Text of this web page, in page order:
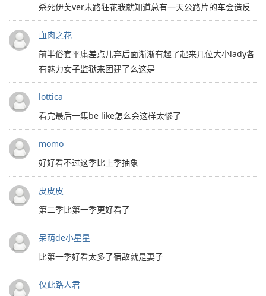
杀死伊芙ver末路狂花我就知道总有一天公路片的车会造反
血肉之花
前半俗套平庸差点儿弃后面渐渐有趣了起来几位大小lady各
有魅力女子监狱来团建了么这是
lottica
看完最后一集be like怎么会这样太惨了
momo
好好看不过这季比上季抽象
皮皮皮
第二季比第一季更好看了
呆萌de小星星
比第一季好看太多了宿敌就是妻子
仅此路人君